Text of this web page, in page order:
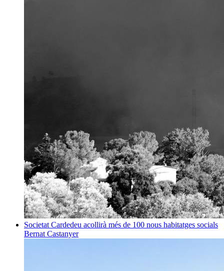
Societat Cardedeu acollirà més de 100 nous habitatges socials
Bernat Castanyer